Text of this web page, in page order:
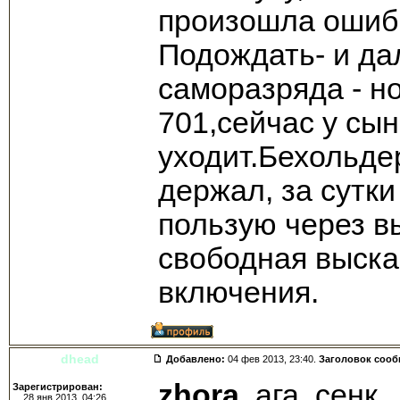
произошла
Подождать- и
саморазряда -
701,сейчас у
держал, за
пользую через
свободная
включения.
dhead Добавлено: 04 фев 2013, 23:40. Заголовок
Зарегистрирован:
28 янв 2013, 04:26